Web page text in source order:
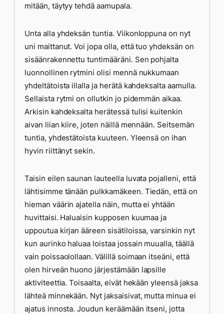
mitään, täytyy tehdä aamupala.
Unta alla yhdeksän tuntia. Viikonloppuna on nyt
uni maittanut. Voi jopa olla, että tuo yhdeksän on
sisäänrakennettu tuntimääräni. Sen pohjalta
luonnollinen rytmini olisi mennä nukkumaan
yhdeltätoista illalla ja herätä kahdeksalta aamulla.
Sellaista rytmi on ollutkin jo pidemmän aikaa.
Arkisin kahdeksalta herätessä tulisi kuitenkin
aivan liian kiire, joten näillä mennään. Seitsemän
tuntia, yhdestätoista kuuteen. Yleensä on ihan
hyvin riittänyt sekin.
Taisin eilen saunan lauteella luvata pojalleni, että
lähtisimme tänään pulkkamäkeen. Tiedän, että on
hieman väärin ajatella näin, mutta ei yhtään
huvittaisi. Haluaisin kupposen kuumaa ja
uppoutua kirjan ääreen sisätiloissa, varsinkin nyt
kun aurinko haluaa loistaa jossain muualla, täällä
vain poissaolollaan. Välillä soimaan itseäni, että
olen hirveän huono järjestämään lapsille
aktiviteettia. Toisaalta, eivät hekään yleensä jaksa
lähteä minnekään. Nyt jaksaisivat, mutta minua ei
ajatus innosta. Joudun keräämään itseni, jotta